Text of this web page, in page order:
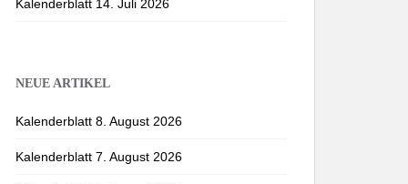
Kalenderblatt 14. Juli 2026
NEUE ARTIKEL
Kalenderblatt 8. August 2026
Kalenderblatt 7. August 2026